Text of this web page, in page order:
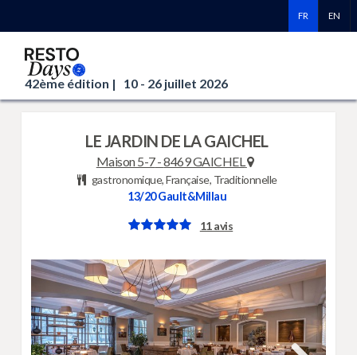
FR EN
42ème édition | 10 - 26 juillet 2026
LE JARDIN DE LA GAICHEL
Maison 5-7-8469 GAICHEL
gastronomique, Française, Traditionnelle
13/20Gault&Millau
11 avis